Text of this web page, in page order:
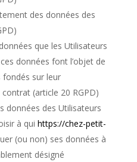
des données des
)
que les Utilisateurs
données font l’objet de
sur leur
(article 20 RGPD)
données des Utilisateurs
à qui https://chez-petit-
(ou non) ses données à
désigné